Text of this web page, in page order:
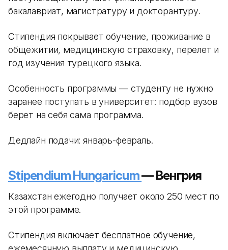
бакалавриат, магистратуру и докторантуру.
Стипендия покрывает обучение, проживание в
общежитии, медицинскую страховку, перелет и
год изучения турецкого языка.
Особенность программы — студенту не нужно
заранее поступать в университет: подбор вузов
берет на себя сама программа.
Дедлайн подачи: январь-февраль.
Stipendium Hungaricum— Венгрия
Казахстан ежегодно получает около 250 мест по
этой программе.
Стипендия включает бесплатное обучение,